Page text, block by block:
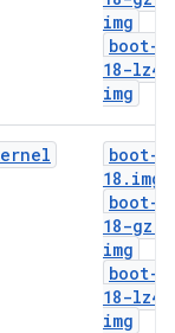
img
boot-6
18-lz4
img
boot-6
18 . img
boot-6
18-gz
img
boot-6
18-lz4
img